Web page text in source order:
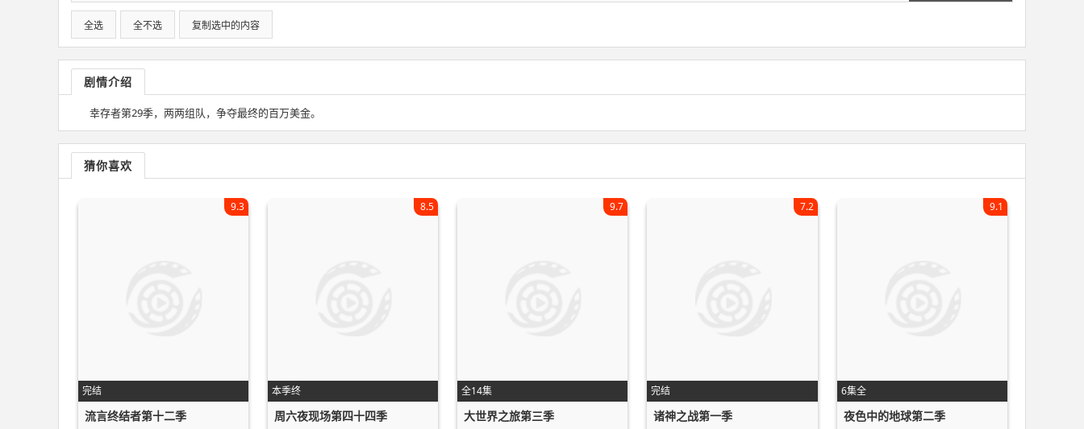
全选 全不选 复制选中的内容
剧情介绍
幸存者第29季，两两组队，争夺最终的百万美金。
猜你喜欢
完结
9.3
流言终结者第十二季
本季终
8.5
周六夜现场第四十四季
全14集
9.7
大世界之旅第三季
完结
7.2
诸神之战第一季
6集全
9.1
夜色中的地球第二季